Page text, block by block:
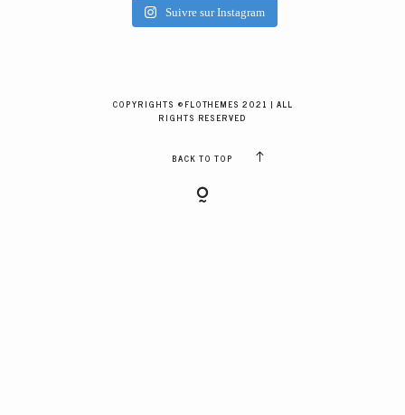
Suivre sur Instagram
COPYRIGHTS ©FLOTHEMES 2021 | ALL
RIGHTS RESERVED
BACK TO TOP
GALERIES CLIENTS
RÉSERVER